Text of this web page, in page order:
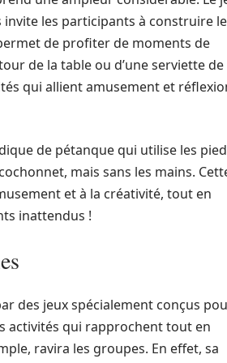
invite les participants à construire
de profiter de moments de
de la table ou d’une serviette de
qui allient amusement et
de pétanque qui utilise les
mais sans les mains.
et à la créativité, tout en
inattendus !
des jeux spécialement conçus
activités qui rapprochent tout en
ravira les groupes. En effet, sa